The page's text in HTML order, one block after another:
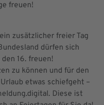
freuen!
zusätzlicher freier Tag
dürfen sich
16. freuen!
zu können und für den
etwas schiefgeht –
Diese ist